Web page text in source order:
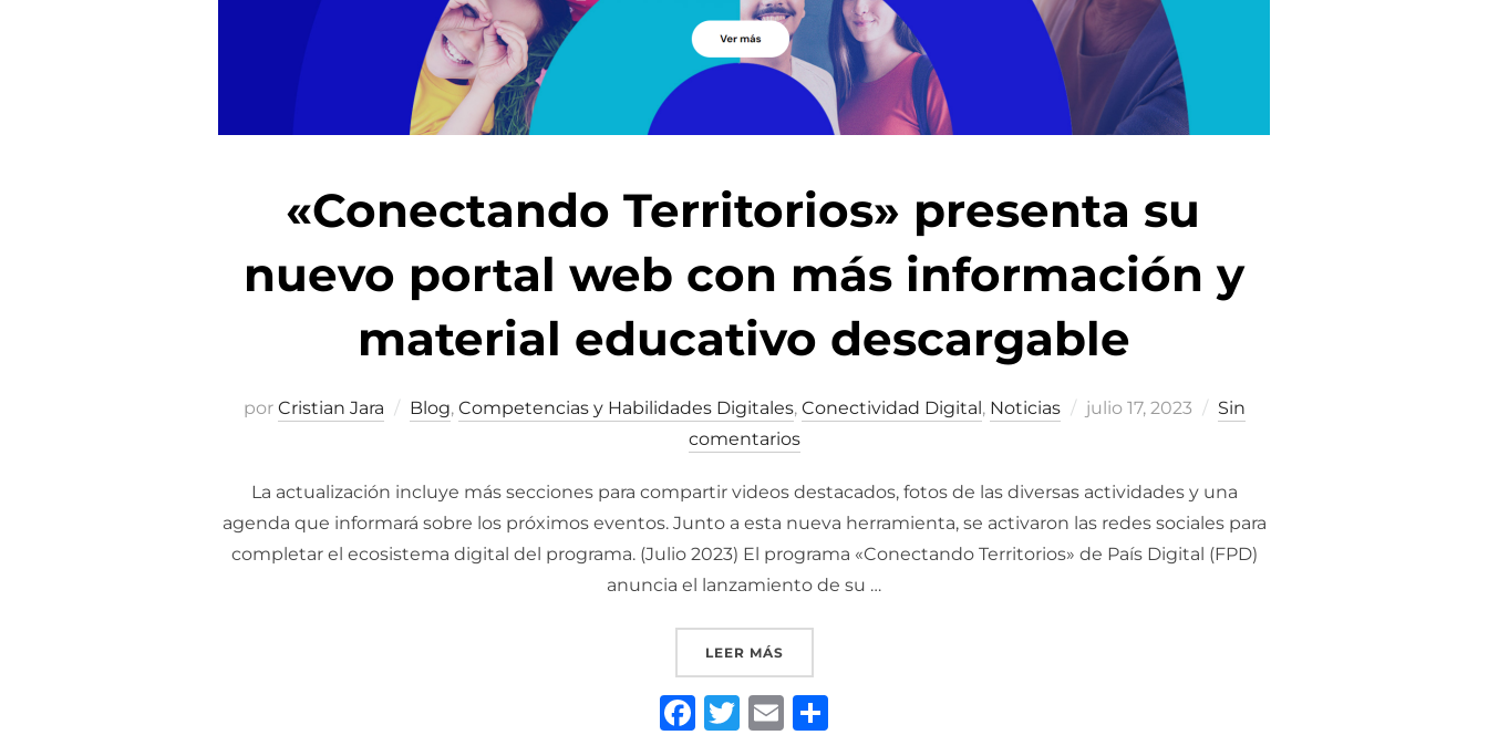
«Conectando Territorios» presenta su
nuevo portal web con más información y
material educativo descargable
por Cristian Jara Blog, Competencias y Habilidades Digitales, Conectividad Digital, Noticias
Publicado
julio 17, 2023
Sin
comentarios
La actualización incluye más secciones para compartir videos destacados, fotos de las diversas actividades y una
agenda que informará sobre los próximos eventos. Junto a esta nueva herramienta, se activaron las redes sociales para
completar el ecosistema digital del programa. (Julio 2023) El programa «Conectando Territorios» de País Digital (FPD)
anuncia el lanzamiento de su …
LEER MÁS««CONECTANDO TERRITORIOS» PRESENTA SU NUEVO PORTAL WEB CON MÁS
F T E